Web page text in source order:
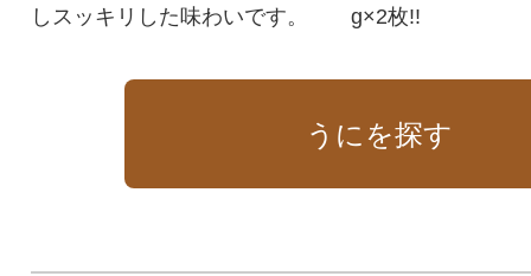
しスッキリした味わいです。
g×2枚!!
うにを探す